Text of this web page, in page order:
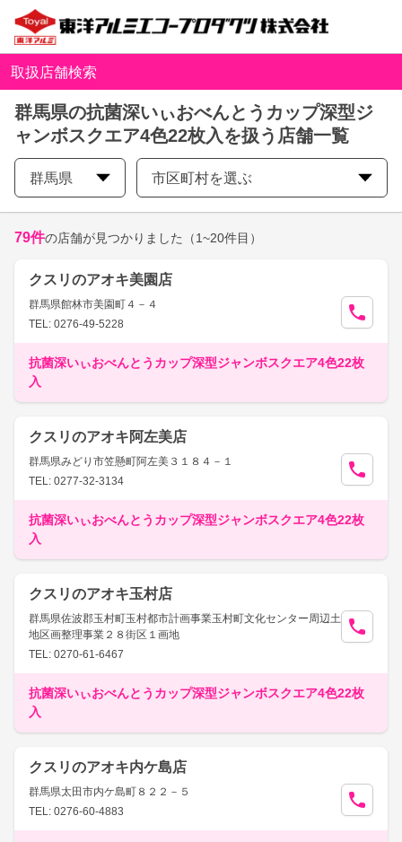
取扱店舗検索
群馬県の抗菌深いぃおべんとうカップ深型ジ
ャンボスクエア4色22枚入を扱う店舗一覧
群馬県 市区町村を選ぶ
79件の店舗が見つかりました （1~20件目）
クスリのアオキ美園店
群馬県館林市美園町４－４
TEL: 0276-49-5228
抗菌深いぃおべんとうカップ深型ジャンボスクエア4色22枚
入
クスリのアオキ阿左美店
群馬県みどり市笠懸町阿左美３１８４－１
TEL: 0277-32-3134
抗菌深いぃおべんとうカップ深型ジャンボスクエア4色22枚
入
クスリのアオキ玉村店
群馬県佐波郡玉村町玉村都市計画事業玉村町文化センター周辺土
地区画整理事業２８街区１画地
TEL: 0270-61-6467
抗菌深いぃおべんとうカップ深型ジャンボスクエア4色22枚
入
クスリのアオキ内ケ島店
群馬県太田市内ケ島町８２２－５
TEL: 0276-60-4883